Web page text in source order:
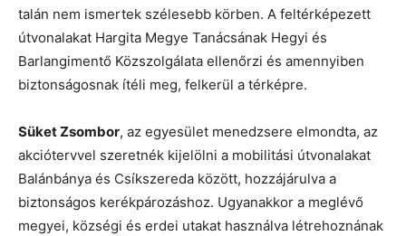
talán nem ismertek szélesebb körben. A feltérképezett
útvonalakat Hargita Megye Tanácsának Hegyi és
Barlangimentő Közszolgálata ellenőrzi és amennyiben
biztonságosnak ítéli meg, felkerül a térképre.
Süket Zsombor, az egyesület menedzsere elmondta, az
akciótervvel szeretnék kijelölni a mobilitási útvonalakat
Balánbánya és Csíkszereda között, hozzájárulva a
biztonságos kerékpározáshoz. Ugyanakkor a meglévő
megyei, községi és erdei utakat használva létrehoznának